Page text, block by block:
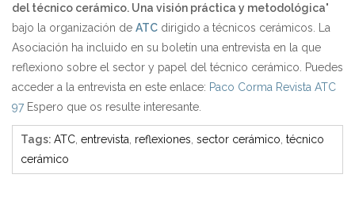
del técnico cerámico. Una visión práctica y metodológica"
bajo la organización de ATC dirigido a técnicos cerámicos. La
Asociación ha incluido en su boletín una entrevista en la que
reflexiono sobre el sector y papel del técnico cerámico. Puedes
acceder a la entrevista en este enlace: Paco Corma Revista ATC
97 Espero que os resulte interesante.
Tags: ATC entrevista reflexiones sector cerámico técnico
cerámico